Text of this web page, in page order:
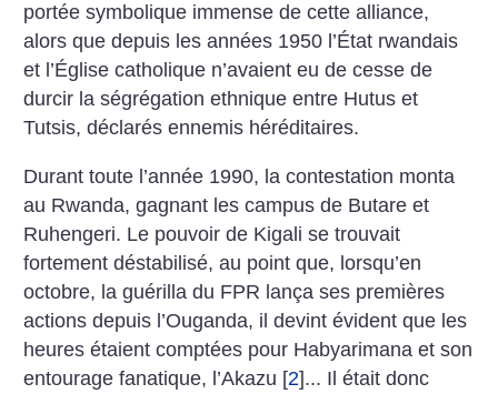
portée symbolique immense de cette alliance,
alors que depuis les années 1950 l’État rwandais
et l’Église catholique n’avaient eu de cesse de
durcir la ségrégation ethnique entre Hutus et
Tutsis, déclarés ennemis héréditaires.
Durant toute l’année 1990, la contestation monta
au Rwanda, gagnant les campus de Butare et
Ruhengeri. Le pouvoir de Kigali se trouvait
fortement déstabilisé, au point que, lorsqu’en
octobre, la guérilla du FPR lança ses premières
actions depuis l’Ouganda, il devint évident que les
heures étaient comptées pour Habyarimana et son
entourage fanatique, l’Akazu [2]... Il était donc